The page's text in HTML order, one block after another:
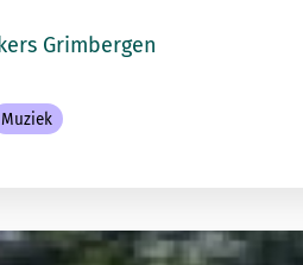
Grimbergen
Muziek